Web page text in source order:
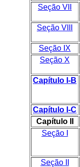
Seção VII
Seção VIII
Seção IX
Seção X
Capítulo I-B
Capítulo I-C
Capítulo II
Seção I
Seção II